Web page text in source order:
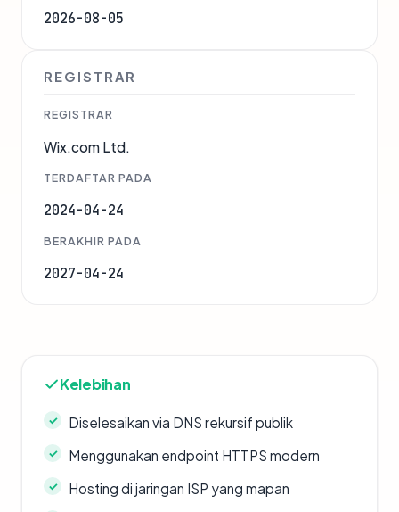
2026-08-05
REGISTRAR
REGISTRAR
Wix.com Ltd.
TERDAFTAR PADA
2024-04-24
BERAKHIR PADA
2027-04-24
Kelebihan
Diselesaikan via DNS rekursif publik
Menggunakan endpoint HTTPS modern
Hosting di jaringan ISP yang mapan